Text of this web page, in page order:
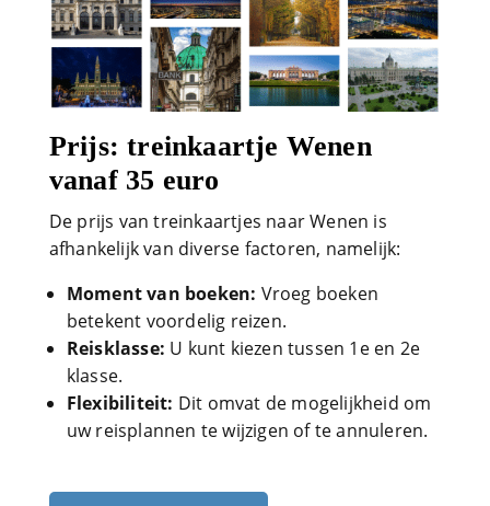
Prijs: treinkaartje Wenen
vanaf 35 euro
De prijs van treinkaartjes naar Wenen is
afhankelijk van diverse factoren, namelijk:
Moment van boeken: Vroeg boeken
betekent voordelig reizen.
Reisklasse: U kunt kiezen tussen 1e en 2e
klasse.
Flexibiliteit: Dit omvat de mogelijkheid om
uw reisplannen te wijzigen of te annuleren.